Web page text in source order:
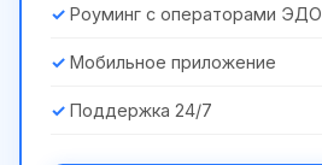
Роуминг с операторами ЭДО
Мобильное приложение
Поддержка 24/7